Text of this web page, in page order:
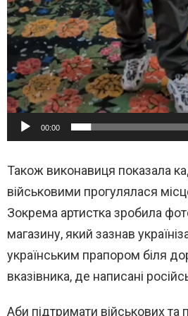
00:00
Також виконавиця показала
військовими прогулялася
Зокрема артистка зробила
магазину, який зазнав
українським прапором біля
вказівника, де написані
Аби підтримати військових та